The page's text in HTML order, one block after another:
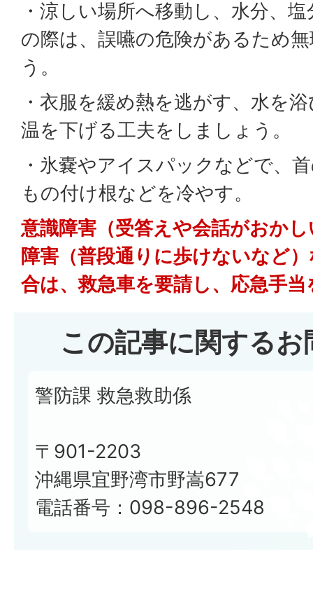
・涼しい場所へ移動し、水分、
の際は、誤嚥の危険があるため
う。
・衣服を緩め熱を逃がす、水を
温を下げる工夫をしましょう。
・氷嚢やアイスパックなどで、
もの付け根などを冷やす。
意識障害（受答えや会話がおか
障害（普段通りに歩けないなど
合は、救急車を要請し、応急手
この記事に関する
警防課 救急救助係
〒901-2203
沖縄県宜野湾市野嵩677
電話番号：098-896-2548